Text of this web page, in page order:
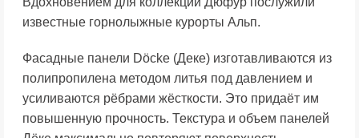
известные горнолыжные курорты Альп.
Фасадные панели Döcke (Деке) изготавливаются из
полипропилена методом литья под давлением и
усиливаются рёбрами жёсткости. Это придаёт им
повышенную прочность. Текстура и объем панелей